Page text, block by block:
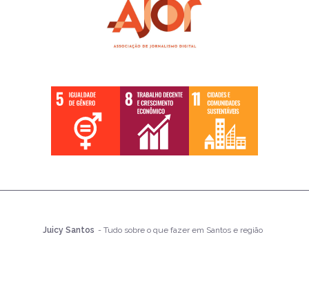
Juicy Santos - Tudo sobre o que fazer em Santos e região